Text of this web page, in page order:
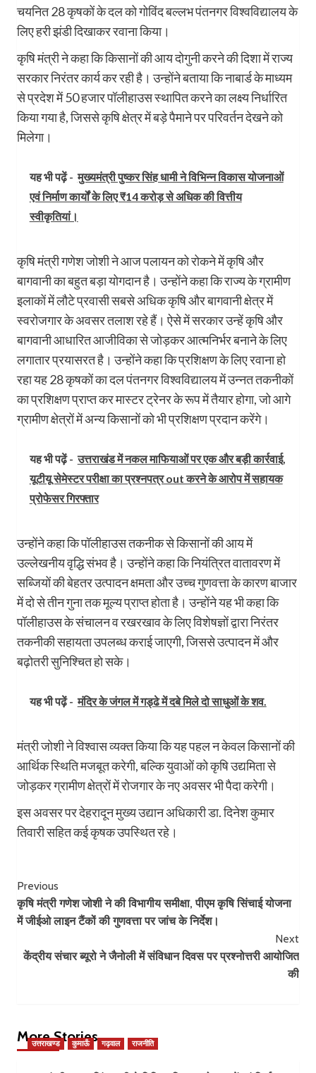
चयनित 28 कृषकों के दल को गोविंद बल्लभ पंतनगर विश्वविद्यालय के
लिए हरी झंडी दिखाकर रवाना किया।
कृषि मंत्री ने कहा कि किसानों की आय दोगुनी करने की दिशा में राज्य
सरकार निरंतर कार्य कर रही है। उन्होंने बताया कि नाबार्ड के माध्यम
से प्रदेश में 50 हजार पॉलीहाउस स्थापित करने का लक्ष्य निर्धारित
किया गया है, जिससे कृषि क्षेत्र में बड़े पैमाने पर परिवर्तन देखने को
मिलेगा।
यह भी पढ़ें - मुख्यमंत्री पुष्कर सिंह धामी ने विभिन्न विकास योजनाओं
एवं निर्माण कार्यों के लिए ₹14 करोड़ से अधिक की वित्तीय
स्वीकृतियां।
कृषि मंत्री गणेश जोशी ने आज पलायन को रोकने में कृषि और
बागवानी का बहुत बड़ा योगदान है। उन्होंने कहा कि राज्य के ग्रामीण
इलाकों में लौटे प्रवासी सबसे अधिक कृषि और बागवानी क्षेत्र में
स्वरोजगार के अवसर तलाश रहे हैं। ऐसे में सरकार उन्हें कृषि और
बागवानी आधारित आजीविका से जोड़कर आत्मनिर्भर बनाने के लिए
लगातार प्रयासरत है। उन्होंने कहा कि प्रशिक्षण के लिए रवाना हो
रहा यह 28 कृषकों का दल पंतनगर विश्वविद्यालय में उन्नत तकनीकों
का प्रशिक्षण प्राप्त कर मास्टर ट्रेनर के रूप में तैयार होगा, जो आगे
ग्रामीण क्षेत्रों में अन्य किसानों को भी प्रशिक्षण प्रदान करेंगे।
यह भी पढ़ें - उत्तराखंड में नकल माफियाओं पर एक और बड़ी कार्रवाई,
यूटीयू सेमेस्टर परीक्षा का प्रश्नपत्र out करने के आरोप में सहायक
प्रोफेसर गिरफ्तार
उन्होंने कहा कि पॉलीहाउस तकनीक से किसानों की आय में
उल्लेखनीय वृद्धि संभव है। उन्होंने कहा कि नियंत्रित वातावरण में
सब्जियों की बेहतर उत्पादन क्षमता और उच्च गुणवत्ता के कारण बाजार
में दो से तीन गुना तक मूल्य प्राप्त होता है। उन्होंने यह भी कहा कि
पॉलीहाउस के संचालन व रखरखाव के लिए विशेषज्ञों द्वारा निरंतर
तकनीकी सहायता उपलब्ध कराई जाएगी, जिससे उत्पादन में और
बढ़ोतरी सुनिश्चित हो सके।
यह भी पढ़ें - मंदिर के जंगल में गड्ढे में दबे मिले दो साधुओं के शव.
मंत्री जोशी ने विश्वास व्यक्त किया कि यह पहल न केवल किसानों की
आर्थिक स्थिति मजबूत करेगी, बल्कि युवाओं को कृषि उद्यमिता से
जोड़कर ग्रामीण क्षेत्रों में रोजगार के नए अवसर भी पैदा करेगी।
इस अवसर पर देहरादून मुख्य उद्यान अधिकारी डा. दिनेश कुमार
तिवारी सहित कई कृषक उपस्थित रहे।
Post
Navigation
Previous
कृषि मंत्री गणेश जोशी ने की विभागीय समीक्षा, पीएम कृषि सिंचाई योजना
में जीईओ लाइन टैंकों की गुणवत्ता पर जांच के निर्देश।
Next
केंद्रीय संचार ब्यूरो ने जैनोली में संविधान दिवस पर प्रश्नोत्तरी आयोजित
की
More Stories
उत्तराखण्ड कुमाऊँ गढ़वाल राजनीति